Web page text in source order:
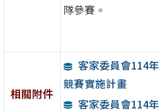
隊參賽。
相關附件
客家委員會114
競賽實施計畫
客家委員會114